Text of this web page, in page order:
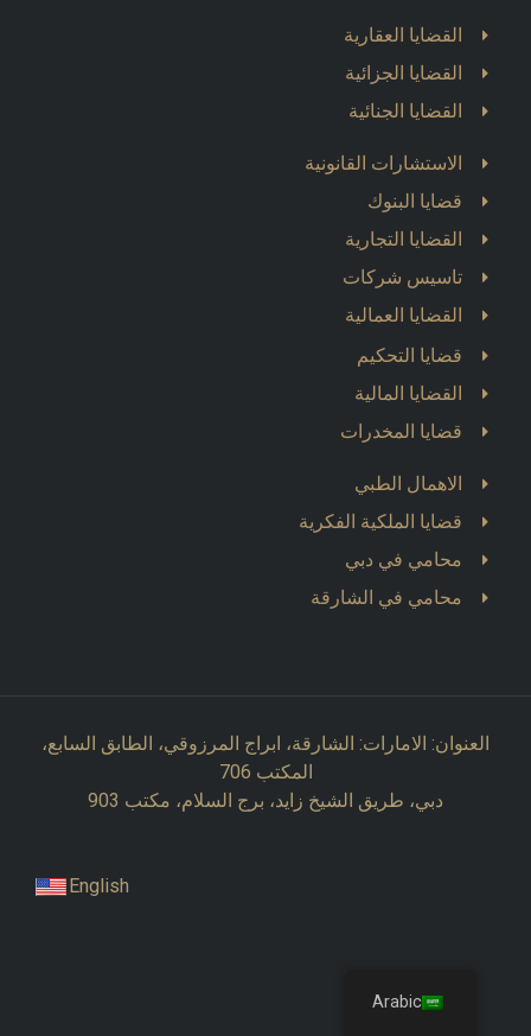
القضايا العقارية
القضايا الجزائية
القضايا الجنائية
الاستشارات القانونية
قضايا البنوك
القضايا التجارية
تاسيس شركات
القضايا العمالية
قضايا التحكيم
القضايا المالية
قضايا المخدرات
الاهمال الطبي
قضايا الملكية الفكرية
محامي في دبي
محامي في الشارقة
العنوان: الامارات: الشارقة، ابراج المرزوقي، الطابق السابع،
المكتب 706
دبي، طريق الشيخ زايد، برج السلام، مكتب 903
English
Arabic